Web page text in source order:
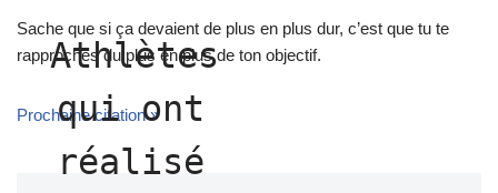
Sache que si ça devaient de plus en plus dur, c’est que tu te
rapproches du plus en plus de ton objectif.
Prochaine citation »
Athlètes
qui ont
réalisé